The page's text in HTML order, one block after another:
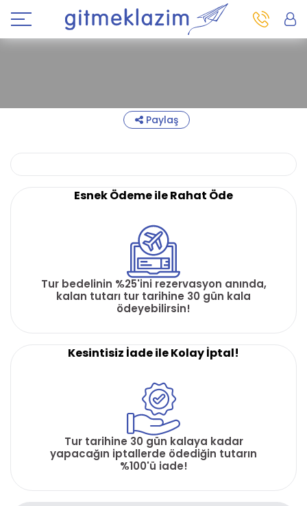
Paylaş
Esnek Ödeme ile Rahat Öde
Tur bedelinin %25'ini rezervasyon anında,
kalan tutarı tur tarihine 30 gün kala
ödeyebilirsin!
Kesintisiz İade ile Kolay İptal!
Tur tarihine 30 gün kalaya kadar
yapacağın iptallerde ödediğin tutarın
%100'ü iade!